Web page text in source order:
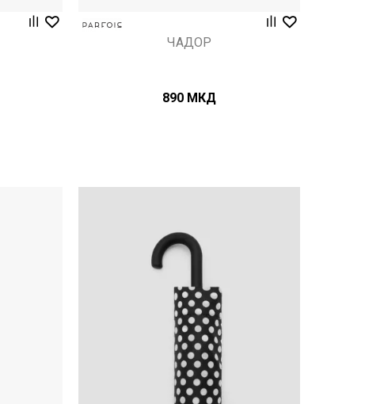
ЧАДОР
890 МКД
Uporedi